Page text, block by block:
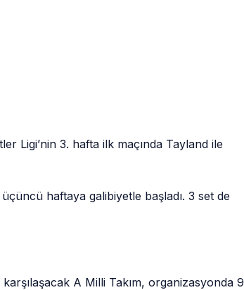
Ligi’nin 3. hafta ilk maçında Tayland ile
haftaya galibiyetle başladı. 3 set de
A Milli Takım, organizasyonda 9